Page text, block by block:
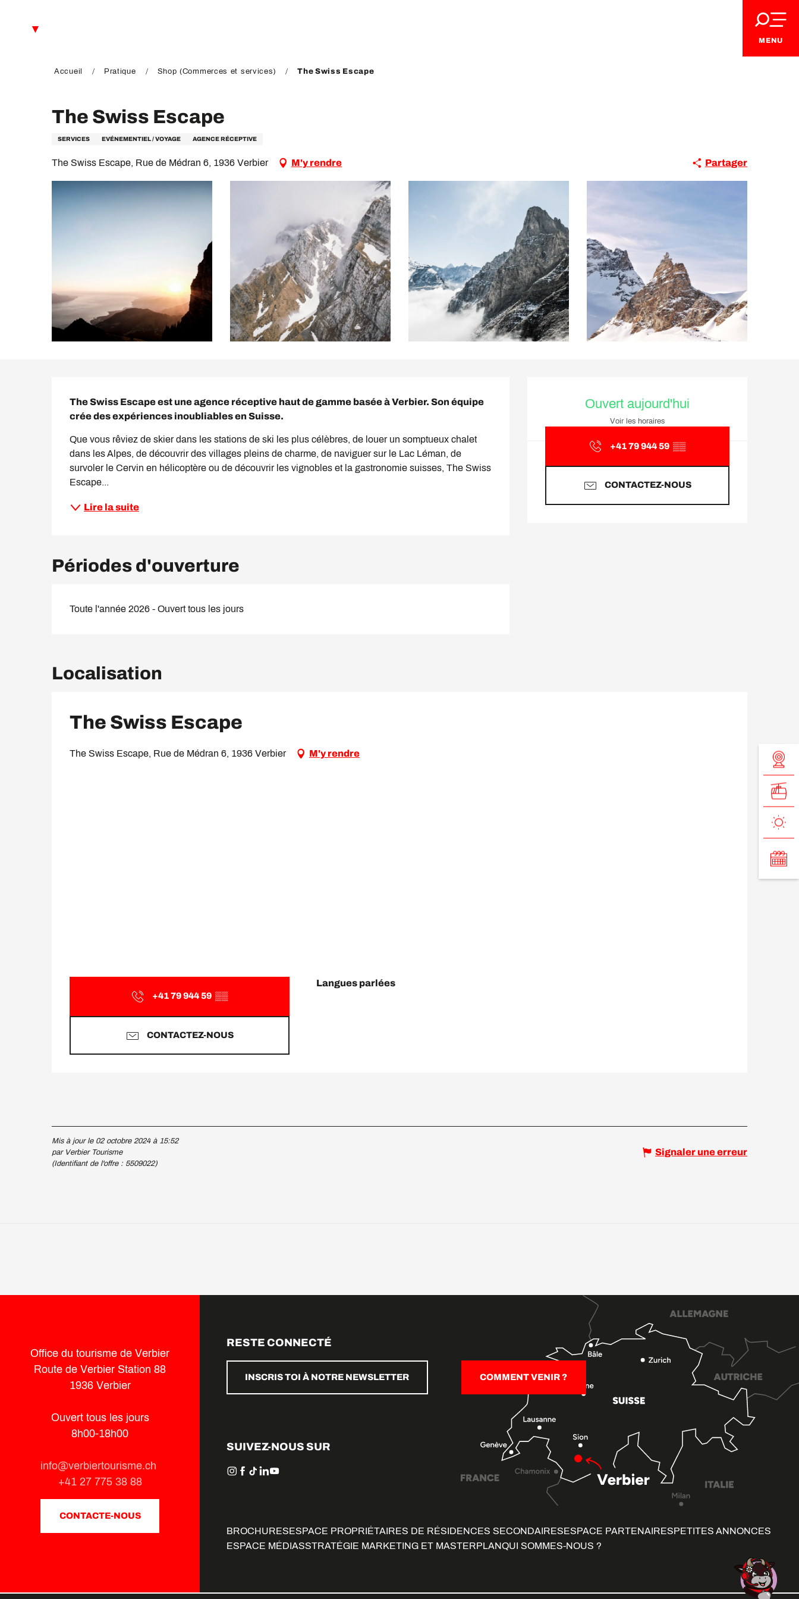
MENU
Accueil Pratique Shop (Commerces et services) The Swiss Escape
The Swiss Escape
SERVICES EVÉNEMENTIEL / VOYAGE AGENCE RÉCEPTIVE
The Swiss Escape, Rue de Médran 6, 1936 Verbier M'y rendre Partager
Ouvert aujourd'hui
Voir les horaires
+41 79 944 59 ▒▒
CONTACTEZ-NOUS
The Swiss Escape est une agence réceptive haut de gamme basée à Verbier. Son équipe
crée des expériences inoubliables en Suisse.
Que vous rêviez de skier dans les stations de ski les plus célèbres, de louer un somptueux chalet
dans les Alpes, de découvrir des villages pleins de charme, de naviguer sur le Lac Léman, de
survoler le Cervin en hélicoptère ou de découvrir les vignobles et la gastronomie suisses, The Swiss
Escape...
Lire la suite
Périodes d'ouverture
Toute l'année 2026 - Ouvert tous les jours
Localisation
The Swiss Escape
The Swiss Escape, Rue de Médran 6, 1936 Verbier M'y rendre
+41 79 944 59 ▒▒
CONTACTEZ-NOUS
Langues parlées
Langues parlées
Mis à jour le 02 octobre 2024 à 15:52
par Verbier Tourisme
(Identifiant de l'offre : 5509022)
Signaler une erreur
Office du tourisme de Verbier
Route de Verbier Station 88
1936 Verbier
Ouvert tous les jours
8h00-18h00
info@verbiertourisme.ch
+41 27 775 38 88
CONTACTE-NOUS
RESTE CONNECTÉ
INSCRIS TOI À NOTRE NEWSLETTER COMMENT VENIR ?
SUIVEZ-NOUS SUR
BROCHURESESPACE PROPRIÉTAIRES DE RÉSIDENCES SECONDAIRESESPACE PARTENAIRESPETITES ANNONCES
ESPACE MÉDIASSTRATÉGIE MARKETING ET MASTERPLANQUI SOMMES-NOUS ?